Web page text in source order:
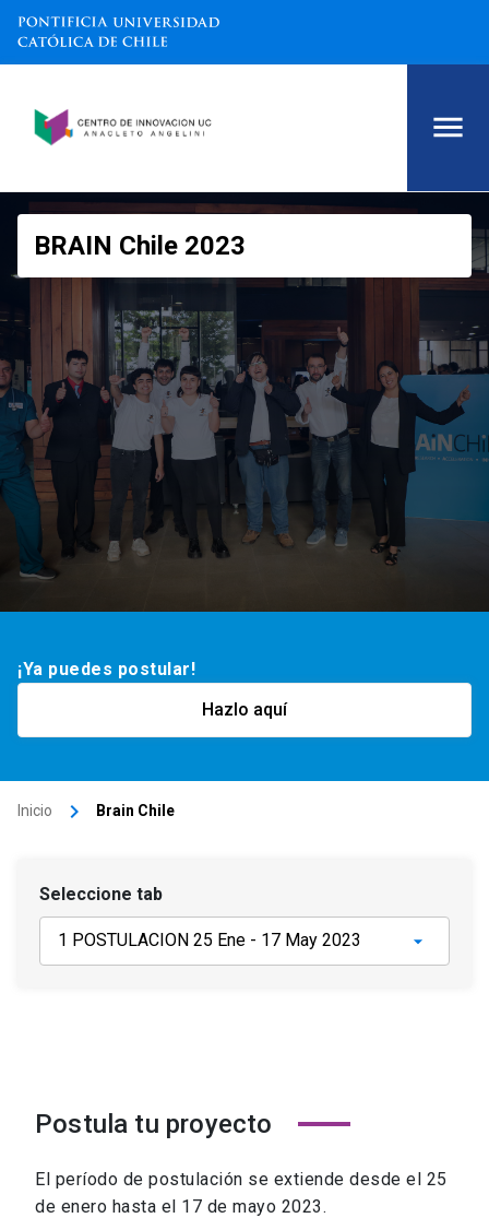
BRAIN Chile 2023
¡Ya puedes postular!
Hazlo aquí
Inicio keyboard_arrow_right Brain Chile
Seleccione tab
Postula tu proyecto
El período de postulación se extiende desde el 25
de enero hasta el 17 de mayo 2023.